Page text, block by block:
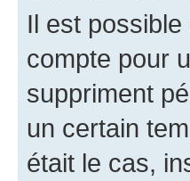
Il est
compte pour
suppriment
un certain
était le cas,